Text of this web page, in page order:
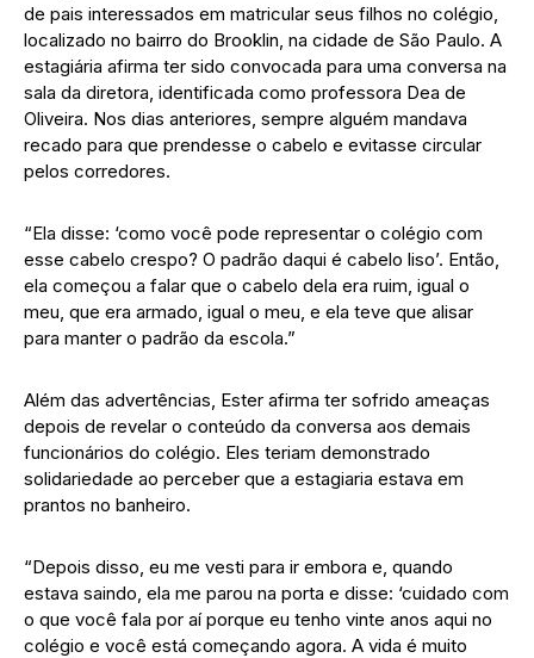
de pais interessados em matricular seus filhos no colégio,
localizado no bairro do Brooklin, na cidade de São Paulo. A
estagiária afirma ter sido convocada para uma conversa na
sala da diretora, identificada como professora Dea de
Oliveira. Nos dias anteriores, sempre alguém mandava
recado para que prendesse o cabelo e evitasse circular
pelos corredores.
“Ela disse: ‘como você pode representar o colégio com
esse cabelo crespo? O padrão daqui é cabelo liso’. Então,
ela começou a falar que o cabelo dela era ruim, igual o
meu, que era armado, igual o meu, e ela teve que alisar
para manter o padrão da escola.”
Além das advertências, Ester afirma ter sofrido ameaças
depois de revelar o conteúdo da conversa aos demais
funcionários do colégio. Eles teriam demonstrado
solidariedade ao perceber que a estagiaria estava em
prantos no banheiro.
“Depois disso, eu me vesti para ir embora e, quando
estava saindo, ela me parou na porta e disse: ‘cuidado com
o que você fala por aí porque eu tenho vinte anos aqui no
colégio e você está começando agora. A vida é muito